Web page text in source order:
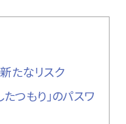
たなリスク
つもり」のパスワ